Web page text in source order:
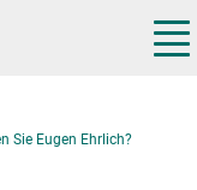
Sie Eugen Ehrlich?